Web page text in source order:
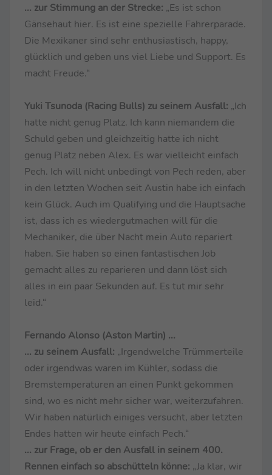
... zur Stimmung an der Strecke: „Es ist schon
Gänsehaut hier. Es ist eine spezielle Fahrerparade.
Die Mexikaner sind sehr enthusiastisch, happy,
glücklich und geben uns viel Liebe und Support. Es
macht Freude.“
Yuki Tsunoda (Racing Bulls) zu seinem Ausfall: „Ich
hatte nicht genug Platz. Ich kann niemandem die
Schuld geben und gleichzeitig hatte ich nicht
genug Platz neben Alex. Es war vielleicht einfach
Pech. Ich will nicht unbedingt von Pech reden, aber
in den letzten Wochen seit Austin habe ich einfach
kein Glück. Auch im Qualifying und die Hauptsache
ist, dass ich es wiedergutmachen will für die
Mechaniker, die über Nacht mein Auto repariert
haben. Sie haben so einen fantastischen Job
gemacht alles zu reparieren und dann löst sich
alles in ein paar Sekunden auf. Es tut mir sehr
leid.“
Fernando Alonso (Aston Martin) ...
... zu seinem Ausfall: „Irgendwelche Trümmerteile
oder irgendwas waren im Kühler, sodass die
Bremstemperaturen an einen Punkt gekommen
sind, wo es nicht mehr sicher war, weiterzufahren.
Wir haben natürlich einiges versucht, aber letzten
Endes hatten wir heute einfach Pech.“
... zur Frage, ob er den Ausfall in seinem 400.
Rennen einfach so abschütteln könne: „Ja klar, wir